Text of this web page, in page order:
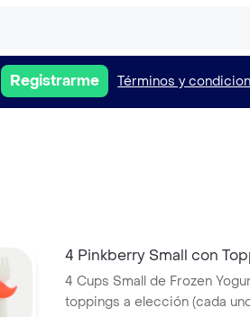
Registrarme Términos y
4 Pinkberry Small con
4 Cups Small de Frozen
toppings a elección (cada